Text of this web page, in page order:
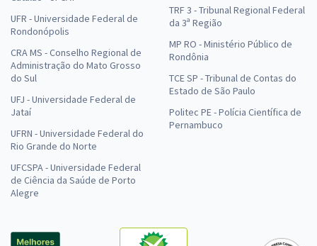
UFR - Universidade Federal de
Rondonópolis
CRA MS - Conselho Regional de
Administração do Mato Grosso
do Sul
UFJ - Universidade Federal de
Jataí
UFRN - Universidade Federal do
Rio Grande do Norte
UFCSPA - Universidade Federal
de Ciência da Saúde de Porto
Alegre
TRF 3 - Tribunal Regional Federal
da 3ª Região
MP RO - Ministério Público de
Rondônia
TCE SP - Tribunal de Contas do
Estado de São Paulo
Politec PE - Polícia Científica de
Pernambuco